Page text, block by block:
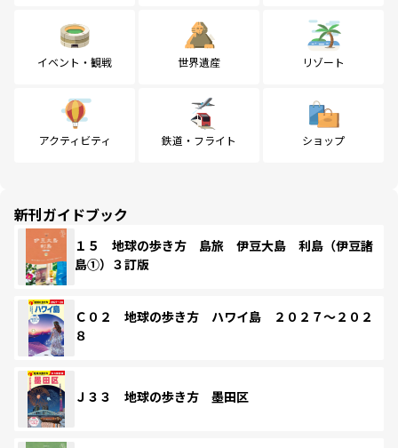
イベント・観戦 世界遺産 リゾート
アクティビティ 鉄道・フライト ショップ
新刊ガイドブック
１５ 地球の歩き方 島旅 伊豆大島 利島（伊豆諸
島①）３訂版
Ｃ０２ 地球の歩き方 ハワイ島 ２０２７～２０２
８
Ｊ３３ 地球の歩き方 墨田区